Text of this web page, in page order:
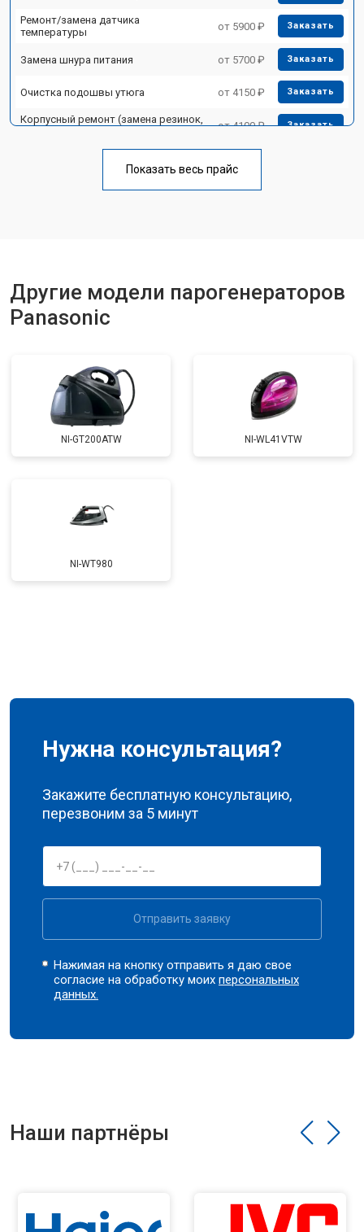
Ремонт/замена датчика
температуры
от 5900 ₽ Заказать
Замена шнура питания от 5700 ₽ Заказать
Очистка подошвы утюга от 4150 ₽ Заказать
Корпусный ремонт (замена резинок,
от 4100 ₽ Заказать
Замена клапана давления от 5850 ₽
Показать весь прайс
Другие модели парогенераторов
Panasonic
NI-GT200ATW NI-WL41VTW
NI-WT980
Нужна консультация?
Закажите бесплатную консультацию,
перезвоним за 5 минут
Отправить заявку
Нажимая на кнопку отправить я даю свое
согласие на обработку моихперсональных
данных.
Наши партнёры